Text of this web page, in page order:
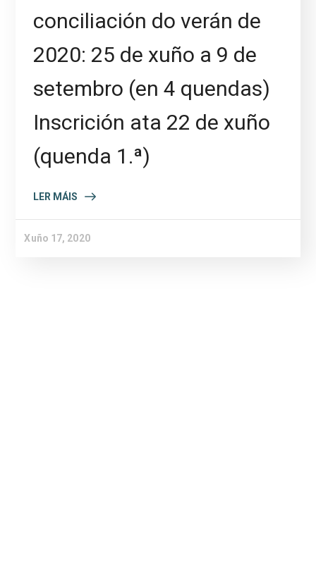
conciliación do verán de
2020: 25 de xuño a 9 de
setembro (en 4 quendas)
Inscrición ata 22 de xuño
(quenda 1.ª)
LER MÁIS
Xuño 17, 2020